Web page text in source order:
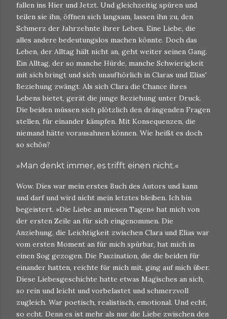
fallen ins Hier und Jetzt. Und gleichzeitig spüren und
teilen sie ihn, öffnen sich langsam, lassen ihn zu, den
Schmerz der Jahrzehnte ihrer Leben. Eine Liebe, die
alles andere bedeutungslos machen könnte. Doch das
Leben, der Alltag hält nicht an, geht weiter seinen Gang.
Ein Alltag, der so manche Hürde, manche Schwierigkeit
mit sich bringt und sich unaufhörlich in Claras und Elias'
Beziehung zwängt. Als sich Clara die Chance ihres
Lebens bietet, gerät die junge Beziehung unter Druck.
Die beiden müssen sich plötzlich den drängenden Fragen
stellen, für einander kämpfen. Mit Konsequenzen, die
niemand hätte vorausahnen können. Wie heißt es doch
so schön?
»Man denkt immer, es trifft einen nicht.«
Wow. Dies war mein erstes Buch des Autors und kann
und darf und wird nicht mein letztes bleiben. Ich bin
begeistert. »Die Liebe an miesen Tagen« hat mich von
der ersten Zeile an für sich eingenommen. Die
Anziehung, die Leichtigkeit zwischen Clara und Elias war
vom ersten Moment an für mich spürbar, hat mich in
einen Sog gezogen. Die Faszination, die die beiden für
einander hatten, reichte für mich mit, ging auf mich über.
Diese Liebesgeschichte hatte etwas Magisches an sich,
so rein und leicht und vorbelastet und schmerzvoll
zugleich. War poetisch, realistisch, emotional. Und echt,
so echt. Denn es ist mehr als nur die Liebe zwischen den